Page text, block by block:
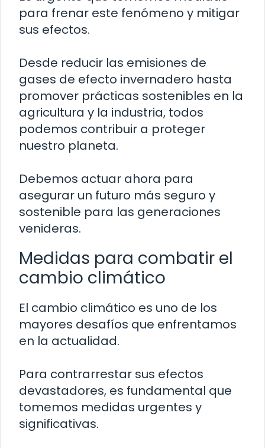
para frenar este fenómeno y mitigar
sus efectos.
Desde reducir las emisiones de
gases de efecto invernadero hasta
promover prácticas sostenibles en la
agricultura y la industria, todos
podemos contribuir a proteger
nuestro planeta.
Debemos actuar ahora para
asegurar un futuro más seguro y
sostenible para las generaciones
venideras.
Medidas para combatir el
cambio climático
El cambio climático es uno de los
mayores desafíos que enfrentamos
en la actualidad.
Para contrarrestar sus efectos
devastadores, es fundamental que
tomemos medidas urgentes y
significativas.